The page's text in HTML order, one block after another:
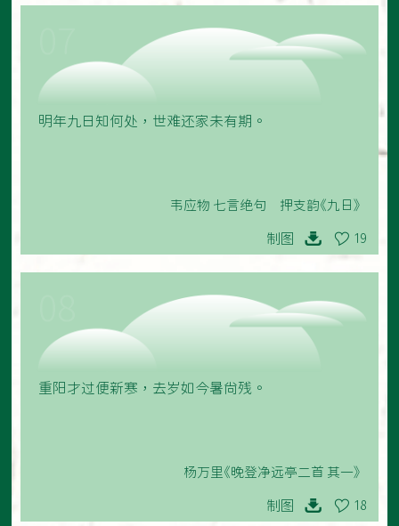
明年九日知何处，世难还家未有期。
韦应物 七言绝句 押支韵《九日》
制图 19
重阳才过便新寒，去岁如今暑尚残。
杨万里《晚登净远亭二首 其一》
制图 18